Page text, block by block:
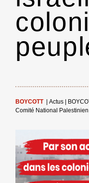
BOYCOTT Actus
Comité National